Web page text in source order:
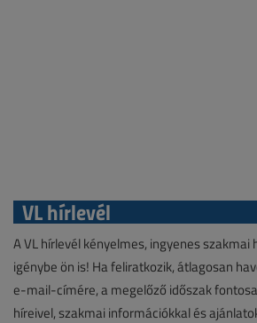
VL hírlevél
A VL hírlevél kényelmes, ingyenes szakmai
igénybe ön is! Ha feliratkozik, átlagosan
e-mail-címére, a megelőző időszak
híreivel, szakmai információkkal és